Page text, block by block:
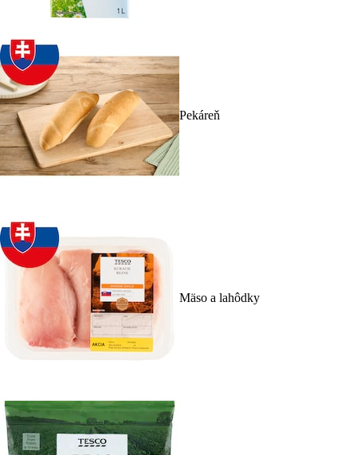
Pekáreň
Mäso a lahôdky